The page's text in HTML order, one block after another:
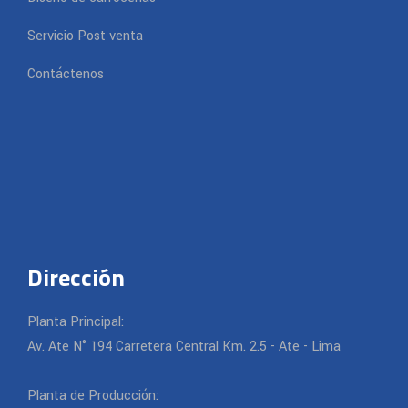
Servicio Post venta
Contáctenos
Dirección
Planta Principal:
Av. Ate N° 194 Carretera Central Km. 2.5 - Ate - Lima
Planta de Producción: